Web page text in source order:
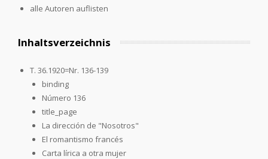
alle Autoren auflisten
Inhaltsverzeichnis
T. 36.1920=Nr. 136-139
binding
Número 136
title_page
La dirección de "Nosotros"
El romantismo francés
Carta lírica a otra mujer